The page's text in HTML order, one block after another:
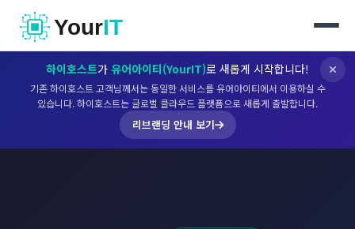
하이호스트가 유어아이티(YourIT)로 새롭게 시작합니다!
기존 하이호스트 고객님께서는 동일한 서비스를 유어아이티에서 이용하실 수
있습니다. 하이호스트는 글로벌 클라우드 플랫폼으로 새롭게 출발합니다.
리브랜딩 안내 보기
YourIT